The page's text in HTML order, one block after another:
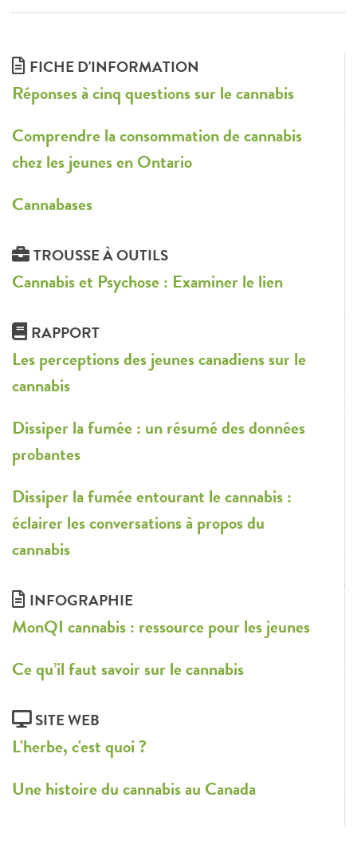
FICHE D'INFORMATION
Réponses à cinq questions sur le cannabis
Comprendre la consommation de cannabis
chez les jeunes en Ontario
Cannabases
TROUSSE À OUTILS
Cannabis et Psychose : Examiner le lien
RAPPORT
Les perceptions des jeunes canadiens sur le
cannabis
Dissiper la fumée : un résumé des données
probantes
Dissiper la fumée entourant le cannabis :
éclairer les conversations à propos du
cannabis
INFOGRAPHIE
MonQI cannabis : ressource pour les jeunes
Ce qu’il faut savoir sur le cannabis
SITE WEB
L'herbe, c'est quoi ?
Une histoire du cannabis au Canada